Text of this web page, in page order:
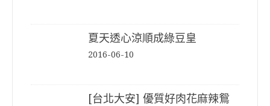
夏天透心涼順成綠豆皇
2016-06-10
[台北大安] 優質好肉花麻辣鴛